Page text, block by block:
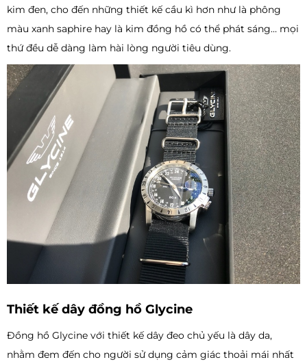
kim đen, cho đến những thiết kế cầu kì hơn như là phông
màu xanh saphire hay là kim đồng hồ có thể phát sáng… mọi
thứ đều dễ dàng làm hài lòng người tiêu dùng.
Thiết kế dây đồng hồ Glycine
Đồng hồ Glycine với thiết kế dây đeo chủ yếu là dây da,
nhằm đem đến cho người sử dụng cảm giác thoải mái nhất